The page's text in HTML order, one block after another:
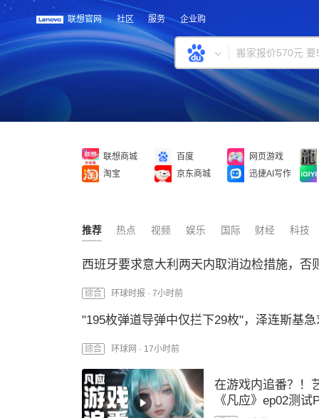
联想官网 社区 服务 企业购
联想商城 百度
网页游戏
淘宝
京东商城 迅捷AI写作
推荐 热点 视频 娱乐 国际 财经 科技
西班牙要求意大利两天内取消边检措施，否
综合 环球时报 · 7小时前
"195枚弹道导弹中仅拦下29枚"，泽连斯基
综合 环球网 · 17小时前
在游戏内追番？！
《凡应》ep02测